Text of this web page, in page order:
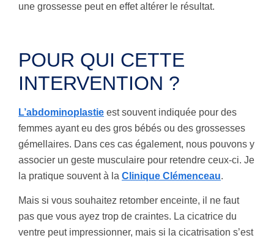
une grossesse peut en effet altérer le résultat.
POUR QUI CETTE
INTERVENTION ?
L’abdominoplastie est souvent indiquée pour des
femmes ayant eu des gros bébés ou des grossesses
gémellaires. Dans ces cas également, nous pouvons y
associer un geste musculaire pour retendre ceux-ci. Je
la pratique souvent à la Clinique Clémenceau.
Mais si vous souhaitez retomber enceinte, il ne faut
pas que vous ayez trop de craintes. La cicatrice du
ventre peut impressionner, mais si la cicatrisation s’est